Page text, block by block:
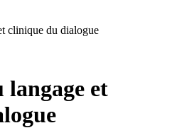
clinique du dialogue
langage et